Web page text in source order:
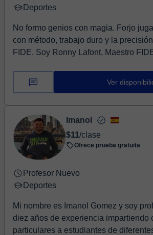
Deportes
No formo genios con magia. Forjo
con método, trabajo duro y la
FIDE. Soy Ronny Lafont, Maestro
Ver
Imanol
$11/clase
Ofrece prueba gratuita
Profesor Nuevo
Deportes
Mi nombre es Imanol Gomez y soy
diez años de experiencia impartiendo
particulares a estudiantes de